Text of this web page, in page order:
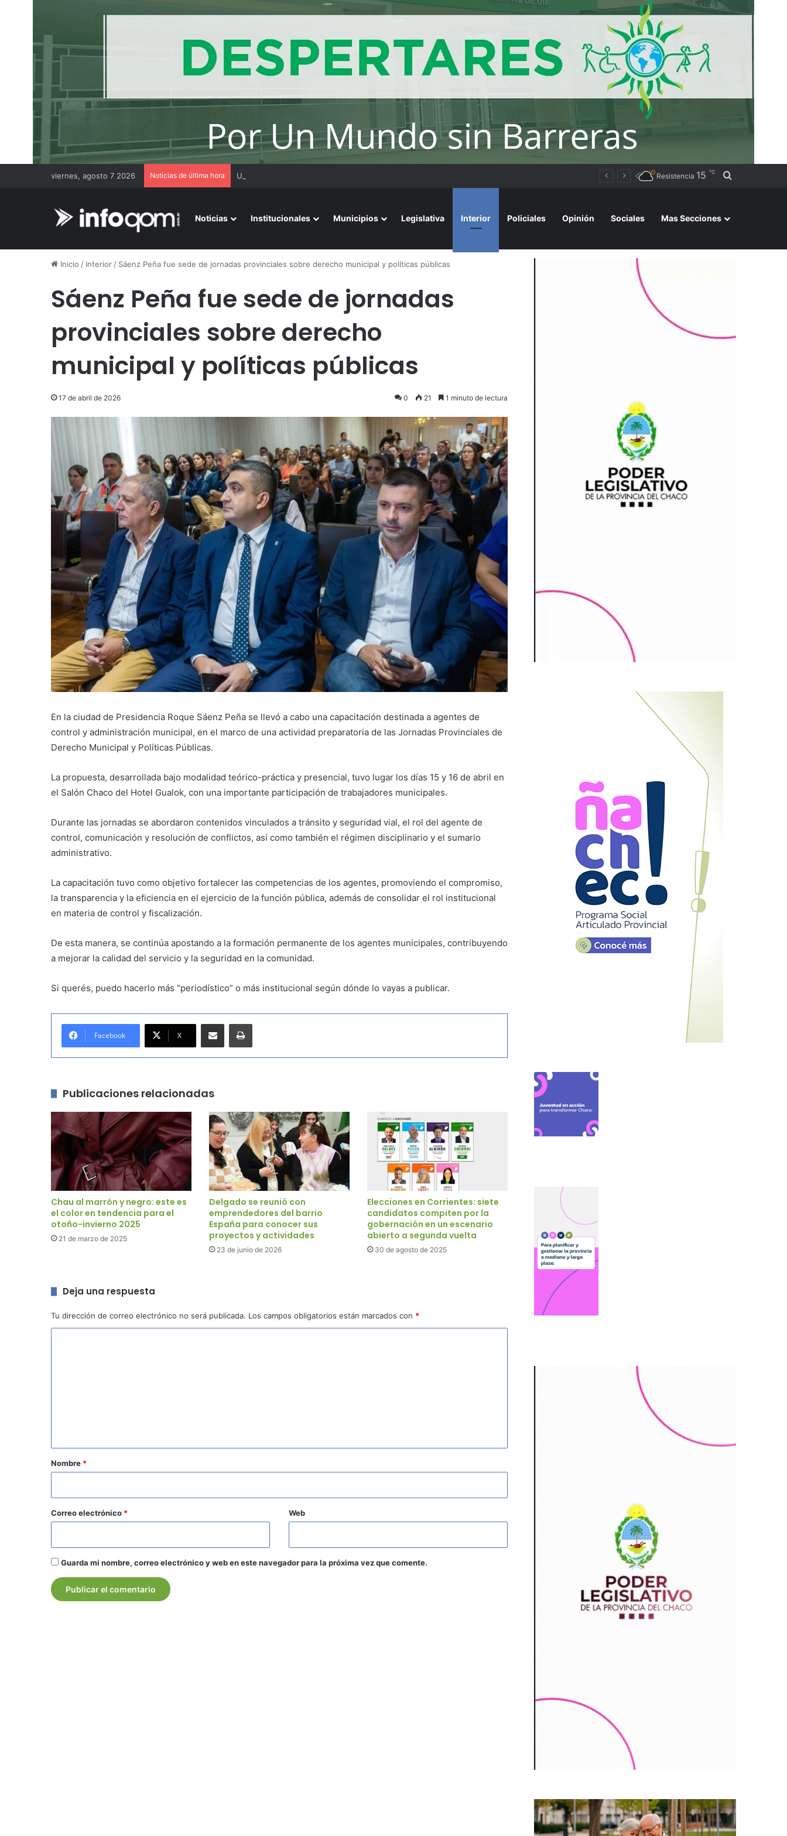
viernes, agosto 7 2026 Noticias de última hora Resistencia 15 ℃ Buscar por
Noticias Institucionales Municipios Legislativa Interior Policiales Opinión Sociales Mas Secciones
Inicio / Interior / Sáenz Peña fue sede de jornadas provinciales sobre derecho municipal y políticas públicas
Sáenz Peña fue sede de jornadas
provinciales sobre derecho
municipal y políticas públicas
17 de abril de 2026 0 21 1 minuto de lectura
En la ciudad de Presidencia Roque Sáenz Peña se llevó a cabo una capacitación destinada a agentes de
control y administración municipal, en el marco de una actividad preparatoria de las Jornadas Provinciales de
Derecho Municipal y Políticas Públicas.
La propuesta, desarrollada bajo modalidad teórico-práctica y presencial, tuvo lugar los días 15 y 16 de abril en
el Salón Chaco del Hotel Gualok, con una importante participación de trabajadores municipales.
Durante las jornadas se abordaron contenidos vinculados a tránsito y seguridad vial, el rol del agente de
control, comunicación y resolución de conflictos, así como también el régimen disciplinario y el sumario
administrativo.
La capacitación tuvo como objetivo fortalecer las competencias de los agentes, promoviendo el compromiso,
la transparencia y la eficiencia en el ejercicio de la función pública, además de consolidar el rol institucional
en materia de control y fiscalización.
De esta manera, se continúa apostando a la formación permanente de los agentes municipales, contribuyendo
a mejorar la calidad del servicio y la seguridad en la comunidad.
Si querés, puedo hacerlo más “periodístico” o más institucional según dónde lo vayas a publicar.
Facebook X
Publicaciones relacionadas
Chau al marrón y negro: este es
el color en tendencia para el
otoño-invierno 2025
21 de marzo de 2025
Delgado se reunió con
emprendedores del barrio
España para conocer sus
proyectos y actividades
23 de junio de 2026
Elecciones en Corrientes: siete
candidatos compiten por la
gobernación en un escenario
abierto a segunda vuelta
30 de agosto de 2025
Deja una respuesta
Tu dirección de correo electrónico no será publicada. Los campos obligatorios están marcados con *
r
o
*
Nombre *
Correo electrónico * Web
Guarda mi nombre, correo electrónico y web en este navegador para la próxima vez que comente.